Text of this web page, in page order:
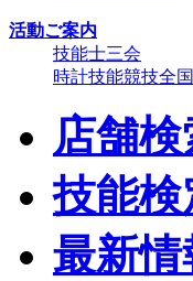
活動ご案内
技能士三会
時計技能競技全
店舗検
技能検
最新情